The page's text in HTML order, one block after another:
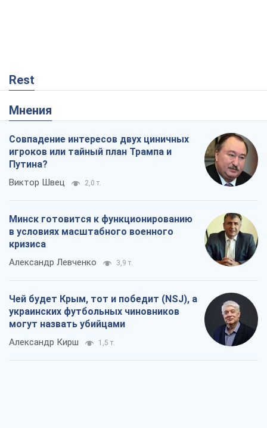
Rest
Мнения
Совпадение интересов двух циничных
игроков или тайный план Трампа и
Путина?
Виктор Швец 2,0 т.
Минск готовится к функционированию
в условиях масштабного военного
кризиса
Александр Левченко 3,9 т.
Чей будет Крым, тот и победит (NSJ), а
украинских футбольных чиновников
могут назвать убийцами
Александр Кирш 1,5 т.